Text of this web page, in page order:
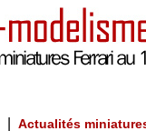
Actualités